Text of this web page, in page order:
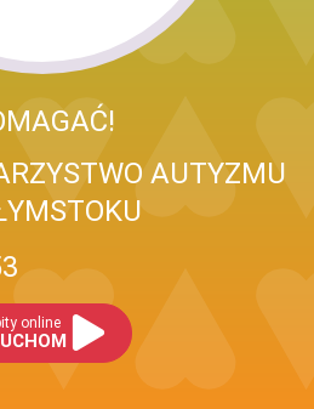
AUTYZMU
online